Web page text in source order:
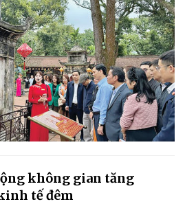
không gian tăng
tế đêm